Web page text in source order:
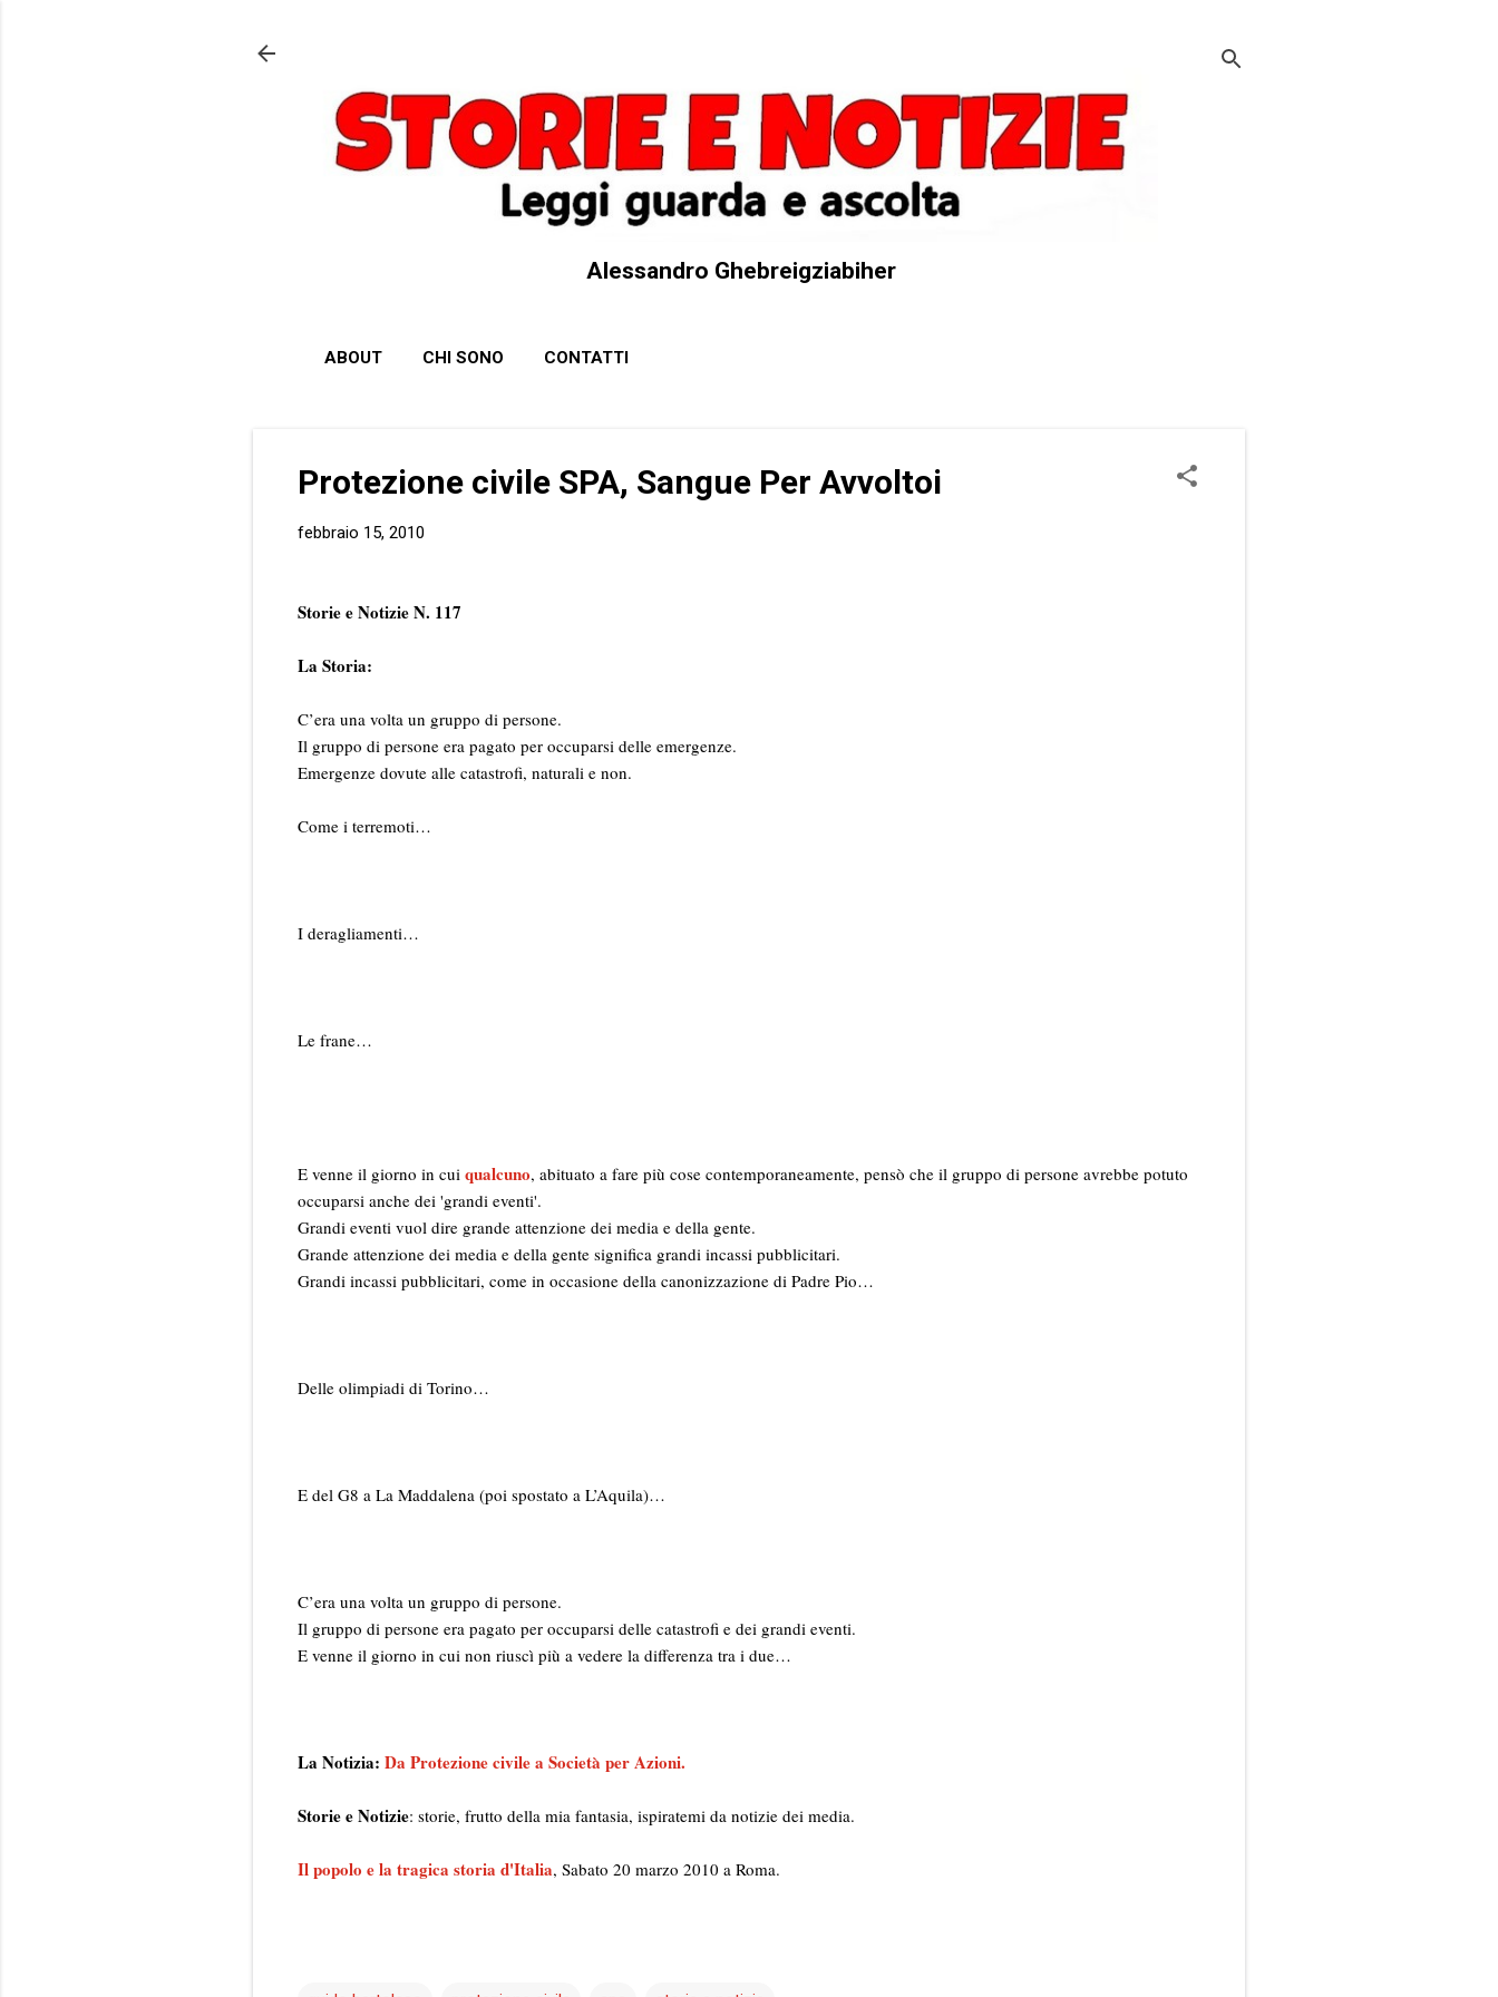
Alessandro Ghebreigziabiher
ABOUT CHI SONO CONTATTI
Protezione civile SPA, Sangue Per Avvoltoi
febbraio 15, 2010
Storie e Notizie N. 117
La Storia:
C’era una volta un gruppo di persone.
Il gruppo di persone era pagato per occuparsi delle emergenze.
Emergenze dovute alle catastrofi, naturali e non.
Come i terremoti…
I deragliamenti…
Le frane…
E venne il giorno in cui qualcuno, abituato a fare più cose contemporaneamente, pensò che il gruppo di persone avrebbe potuto
occuparsi anche dei 'grandi eventi'.
Grandi eventi vuol dire grande attenzione dei media e della gente.
Grande attenzione dei media e della gente significa grandi incassi pubblicitari.
Grandi incassi pubblicitari, come in occasione della canonizzazione di Padre Pio…
Delle olimpiadi di Torino…
E del G8 a La Maddalena (poi spostato a L’Aquila)…
C’era una volta un gruppo di persone.
Il gruppo di persone era pagato per occuparsi delle catastrofi e dei grandi eventi.
E venne il giorno in cui non riuscì più a vedere la differenza tra i due…
La Notizia: Da Protezione civile a Società per Azioni.
Storie e Notizie: storie, frutto della mia fantasia, ispiratemi da notizie dei media.
Il popolo e la tragica storia d'Italia, Sabato 20 marzo 2010 a Roma.